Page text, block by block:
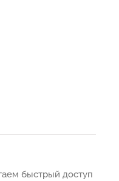
быстрый доступ